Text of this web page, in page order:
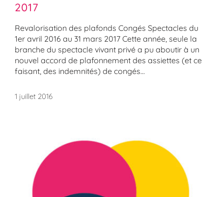
2017
Revalorisation des plafonds Congés Spectacles du
1er avril 2016 au 31 mars 2017 Cette année, seule la
branche du spectacle vivant privé a pu aboutir à un
nouvel accord de plafonnement des assiettes (et ce
faisant, des indemnités) de congés...
1 juillet 2016